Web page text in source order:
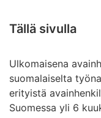
Tällä sivulla
Ulkomaisena
suomalaiselta
erityistä
Suomessa yli 6